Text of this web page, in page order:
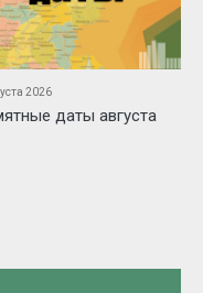
2026
даты августа